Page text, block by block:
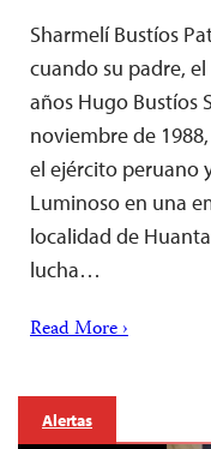
Sharmelí Bustíos
cuando su padre,
años Hugo Bustíos
noviembre de
el ejército peruano
Luminoso en una
localidad de
lucha…
Read More ›
Alertas